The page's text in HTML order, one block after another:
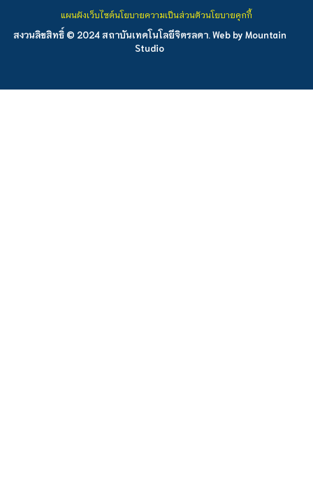
สงวนลิขสิทธิ์ © 2024 สถาบันเทคโนโลยีจิตรลดา. Web by Mountain
Studio
แผนผังเว็บไซต์นโยบายความเป็นส่วนตัวนโยบายคุกกี้